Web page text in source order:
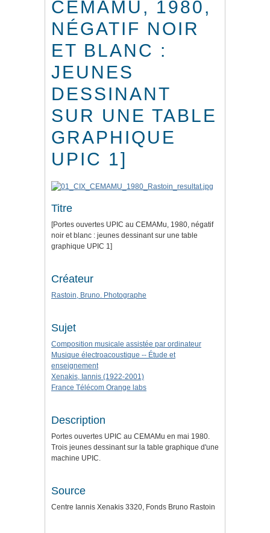
CEMAMU, 1980,
NÉGATIF NOIR
ET BLANC :
JEUNES
DESSINANT
SUR UNE TABLE
GRAPHIQUE
UPIC 1]
Titre
[Portes ouvertes UPIC au CEMAMu, 1980, négatif
noir et blanc : jeunes dessinant sur une table
graphique UPIC 1]
Créateur
Rastoin, Bruno. Photographe
Sujet
Composition musicale assistée par ordinateur
Musique électroacoustique -- Étude et
enseignement
Xenakis, Iannis (1922-2001)
France Télécom Orange labs
Description
Portes ouvertes UPIC au CEMAMu en mai 1980.
Trois jeunes dessinant sur la table graphique d'une
machine UPIC.
Source
Centre Iannis Xenakis 3320, Fonds Bruno Rastoin